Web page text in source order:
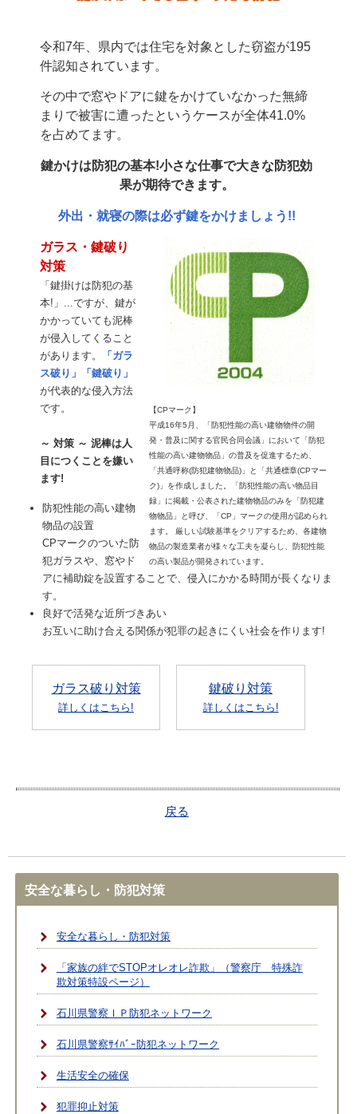
令和7年、県内では住宅を対象とした窃盗が195
件認知されています。
その中で窓やドアに鍵をかけていなかった無締
まりで被害に遭ったというケースが全体41.0%
を占めてます。
鍵かけは防犯の基本!小さな仕事で大きな防犯効
果が期待できます。
外出・就寝の際は必ず鍵をかけましょう!!
【CPマーク】
平成16年5月、「防犯性能の高い建物物件の開
発・普及に関する官民合同会議」において「防犯
性能の高い建物物品」の普及を促進するため、
「共通呼称(防犯建物物品)」と「共通標章(CPマー
ク)」を作成しました。「防犯性能の高い物品目
録」に掲載・公表された建物物品のみを「防犯建
物物品」と呼び、「CP」マークの使用が認められ
ます。 厳しい試験基準をクリアするため、各建物
物品の製造業者が様々な工夫を凝らし、防犯性能
の高い製品が開発されています。
ガラス・鍵破り
対策
「鍵掛けは防犯の基
本!」...ですが、鍵が
かかっていても泥棒
が侵入してくること
があります。
「ガラ
ス破り」「鍵破り」
が代表的な侵入方法
です。
～ 対策 ～ 泥棒は人
目につくことを嫌い
ます!
防犯性能の高い建物
物品の設置
CPマークのついた防
犯ガラスや、窓やド
アに補助錠を設置することで、侵入にかかる時間が長くなりま
す。
良好で活発な近所づきあい
お互いに助け合える関係が犯罪の起きにくい社会を作ります!
ガラス破り対策
詳しくはこちら!
鍵破り対策
詳しくはこちら!
戻る
安全な暮らし・防犯対策
安全な暮らし・防犯対策
「家族の絆でSTOPオレオレ詐欺」（警察庁 特殊詐
欺対策特設ページ）
石川県警察ＩＰ防犯ネットワーク
石川県警察ｻｲﾊﾞｰ防犯ネットワーク
生活安全の確保
犯罪抑止対策